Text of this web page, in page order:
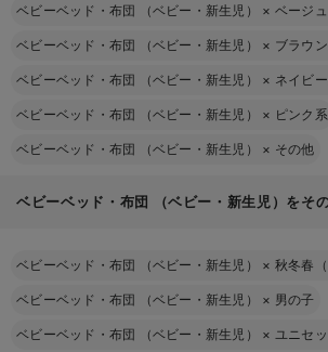
ベビーベッド・布団 （ベビー・新生児） × ベージ
ベビーベッド・布団 （ベビー・新生児） × ブラウ
ベビーベッド・布団 （ベビー・新生児） × ネイビ
ベビーベッド・布団 （ベビー・新生児） × ピンク系
ベビーベッド・布団 （ベビー・新生児） × その他
ベビーベッド・布団 （ベビー・新生児）をそ
ベビーベッド・布団 （ベビー・新生児） × 秋冬春
ベビーベッド・布団 （ベビー・新生児） × 男の子
ベビーベッド・布団 （ベビー・新生児） × ユニセ